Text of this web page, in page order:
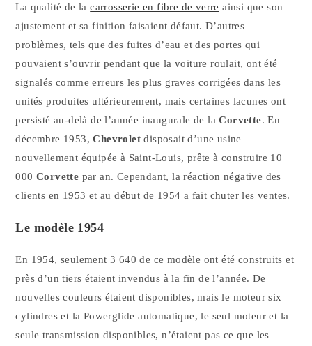
La qualité de lacarrosserie en fibre de verre ainsi que son
ajustement et sa finition faisaient défaut. D’autres
problèmes, tels que des fuites d’eau et des portes qui
pouvaient s’ouvrir pendant que la voiture roulait, ont été
signalés comme erreurs les plus graves corrigées dans les
unités produites ultérieurement, mais certaines lacunes ont
persisté au-delà de l’année inaugurale de laCorvette. En
décembre 1953,Chevrolet disposait d’une usine
nouvellement équipée à Saint-Louis, prête à construire 10
000Corvette par an. Cependant, la réaction négative des
clients en 1953 et au début de 1954 a fait chuter les ventes.
Le modèle 1954
En 1954, seulement 3 640 de ce modèle ont été construits et
près d’un tiers étaient invendus à la fin de l’année. De
nouvelles couleurs étaient disponibles, mais le moteur six
cylindres et la Powerglide automatique, le seul moteur et la
seule transmission disponibles, n’étaient pas ce que les